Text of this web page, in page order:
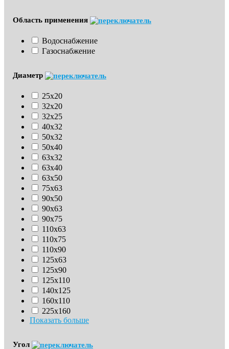
Область применения
Водоснабжение
Газоснабжение
Диаметр
25х20
32х20
32х25
40х32
50х32
50х40
63х32
63х40
63х50
75х63
90х50
90х63
90х75
110х63
110х75
110х90
125х63
125х90
125х110
140х125
160х110
225х160
Показать больше
Угол